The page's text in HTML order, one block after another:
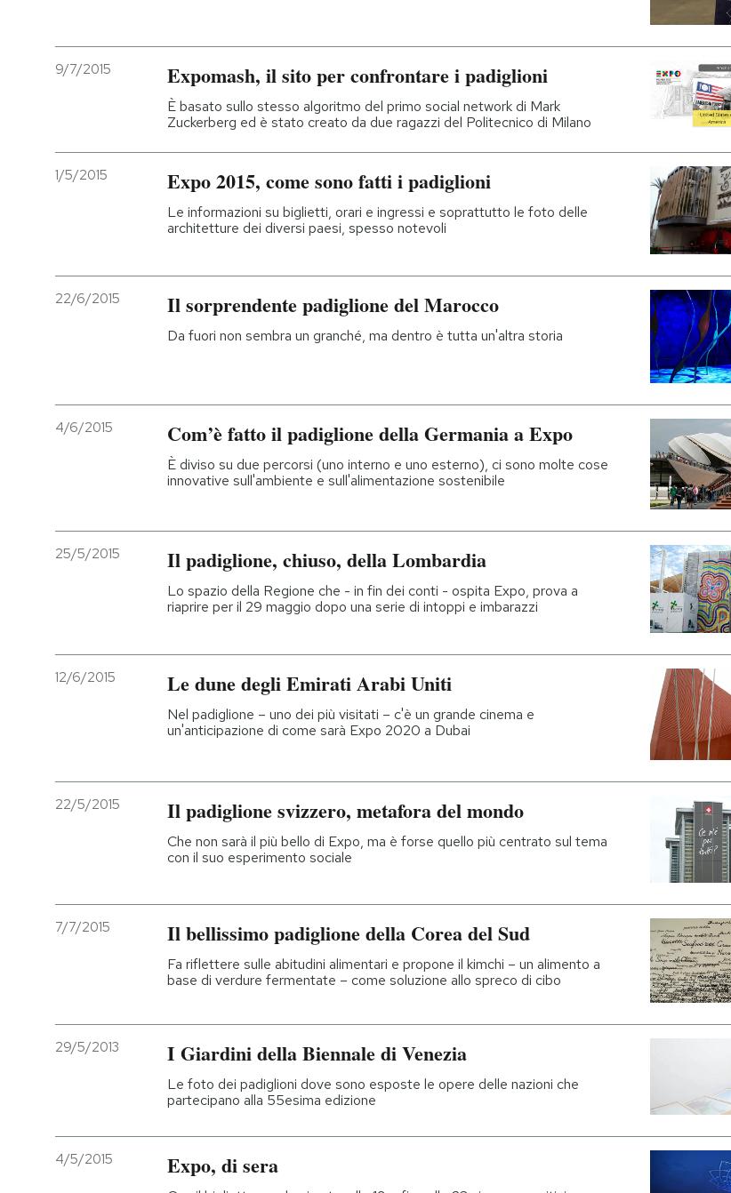
9/7/2015 Expomash, il sito per confrontare i padiglioni
È basato sullo stesso algoritmo del primo social network di Mark
Zuckerberg ed è stato creato da due ragazzi del Politecnico di Milano
1/5/2015 Expo 2015, come sono fatti i padiglioni
Le informazioni su biglietti, orari e ingressi e soprattutto le foto delle
architetture dei diversi paesi, spesso notevoli
22/6/2015 Il sorprendente padiglione del Marocco
Da fuori non sembra un granché, ma dentro è tutta un'altra storia
4/6/2015 Com’è fatto il padiglione della Germania a Expo
È diviso su due percorsi (uno interno e uno esterno), ci sono molte cose
innovative sull'ambiente e sull'alimentazione sostenibile
25/5/2015 Il padiglione, chiuso, della Lombardia
Lo spazio della Regione che - in fin dei conti - ospita Expo, prova a
riaprire per il 29 maggio dopo una serie di intoppi e imbarazzi
12/6/2015 Le dune degli Emirati Arabi Uniti
Nel padiglione – uno dei più visitati – c'è un grande cinema e
un'anticipazione di come sarà Expo 2020 a Dubai
22/5/2015 Il padiglione svizzero, metafora del mondo
Che non sarà il più bello di Expo, ma è forse quello più centrato sul tema
con il suo esperimento sociale
7/7/2015 Il bellissimo padiglione della Corea del Sud
Fa riflettere sulle abitudini alimentari e propone il kimchi – un alimento a
base di verdure fermentate – come soluzione allo spreco di cibo
29/5/2013 I Giardini della Biennale di Venezia
Le foto dei padiglioni dove sono esposte le opere delle nazioni che
partecipano alla 55esima edizione
4/5/2015 Expo, di sera